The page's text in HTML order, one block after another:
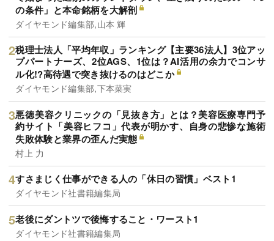
の条件」と本命銘柄を大解剖
ダイヤモンド編集部,山本 輝
税理士法人「平均年収」ランキング【主要36法人】3位アッ
プパートナーズ、2位AGS、1位は？AI活用の余力でコンサ
ル化!?高待遇で突き抜けるのはどこか
ダイヤモンド編集部,下本菜実
悪徳美容クリニックの「見抜き方」とは？美容医療専門予
約サイト「美容ヒフコ」代表が明かす、自身の悲惨な施術
失敗体験と業界の歪んだ実態
村上 力
すさまじく仕事ができる人の「休日の習慣」ベスト1
ダイヤモンド社書籍編集局
老後にダントツで後悔すること・ワースト1
ダイヤモンド社書籍編集局